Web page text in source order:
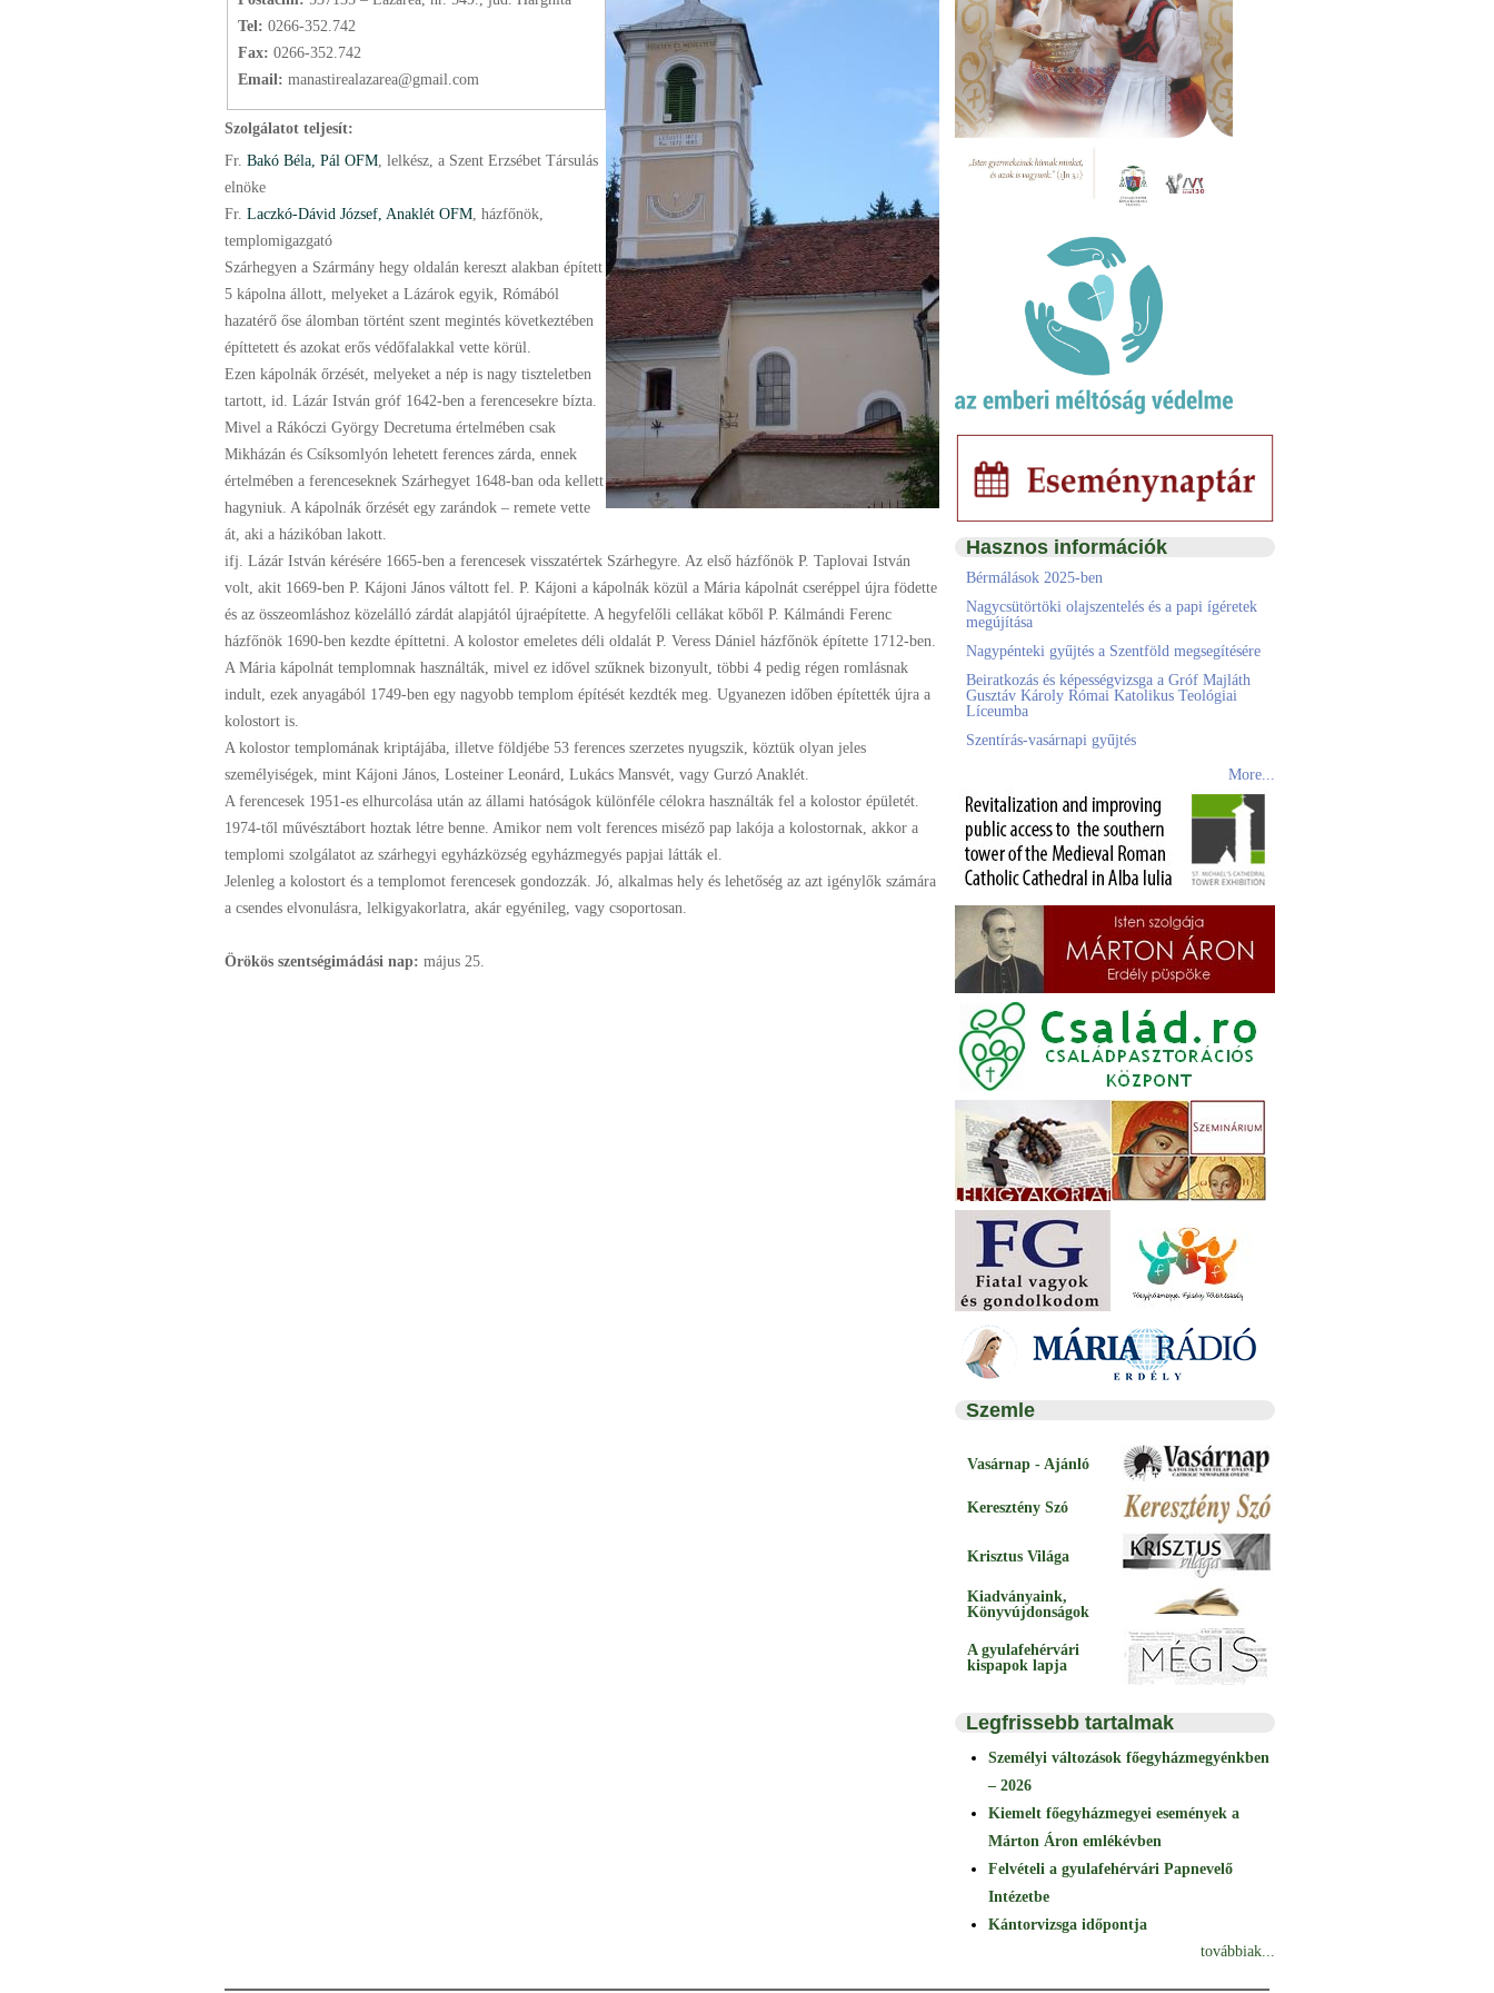
Tel: 0266-352.742
Fax: 0266-352.742
Email: manastirealazarea@gmail.com
Szolgálatot teljesít:
Fr. Bakó Béla, Pál OFM , lelkész, a Szent Erzsébet Társulás
elnöke
Fr. Laczkó-Dávid József, Anaklét OFM , házfőnök
templomigazgató
Szárhegyen a Szármány hegy oldalán kereszt alakban épített
5 kápolna állott, melyeket a Lázárok egyik, Rómából
hazatérő őse álomban történt szent megintés következtében
építtetett és azokat erős védőfalakkal vette körül.
Ezen kápolnák őrzését, melyeket a nép is nagy tiszteletben
tartott, id. Lázár István gróf 1642-ben a ferencesekre bízta.
Mivel a Rákóczi György Decretuma értelmében csak
Mikházán és Csíksomlyón lehetett ferences zárda, ennek
értelmében a ferenceseknek Szárhegyet 1648-ban oda kellett
hagyniuk. A kápolnák őrzését egy zarándok – remete vette
át, aki a házikóban lakott.
ifj. Lázár István kérésére 1665-ben a ferencesek visszatértek Szárhegyre. Az első házfőnök P. Taplovai István
volt, akit 1669-ben P. Kájoni János váltott fel. P. Kájoni a kápolnák közül a Mária kápolnát cseréppel újra födette
és az összeomláshoz közelálló zárdát alapjától újraépítette. A hegyfelőli cellákat kőből P. Kálmándi Ferenc
házfőnök 1690-ben kezdte építtetni. A kolostor emeletes déli oldalát P. Veress Dániel házfőnök építette 1712-ben.
A Mária kápolnát templomnak használták, mivel ez idővel szűknek bizonyult, többi 4 pedig régen romlásnak
indult, ezek anyagából 1749-ben egy nagyobb templom építését kezdték meg. Ugyanezen időben építették újra a
kolostort is.
A kolostor templomának kriptájába, illetve földjébe 53 ferences szerzetes nyugszik, köztük olyan jeles
személyiségek, mint Kájoni János, Losteiner Leonárd, Lukács Mansvét, vagy Gurzó Anaklét.
A ferencesek 1951-es elhurcolása után az állami hatóságok különféle célokra használták fel a kolostor épületét.
1974-től művésztábort hoztak létre benne. Amikor nem volt ferences miséző pap lakója a kolostornak, akkor a
templomi szolgálatot az szárhegyi egyházközség egyházmegyés papjai látták el.
Jelenleg a kolostort és a templomot ferencesek gondozzák. Jó, alkalmas hely és lehetőség az azt igénylők számára
a csendes elvonulásra, lelkigyakorlatra, akár egyénileg, vagy csoportosan.
Örökös szentségimádási nap: május 25.
Hasznos információk
Bérmálások 2025-ben
Nagycsütörtöki olajszentelés és a papi ígéretek
megújítása
Nagypénteki gyűjtés a Szentföld megsegítésére
Beiratkozás és képességvizsga a Gróf Majláth
Gusztáv Károly Római Katolikus Teológiai
Líceumba
Szentírás-vasárnapi gyűjtés
More...
Szemle
Vasárnap - Ajánló
Keresztény Szó
Krisztus Világa
Kiadványaink,
Könyvújdonságok
A gyulafehérvári
kispapok lapja
Legfrissebb tartalmak
Személyi változások főegyházmegyénkben
– 2026
Kiemelt főegyházmegyei események a
Márton Áron emlékévben
Felvételi a gyulafehérvári Papnevelő
Intézetbe
Kántorvizsga időpontja
továbbiak...